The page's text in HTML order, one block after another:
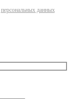
персональных данных